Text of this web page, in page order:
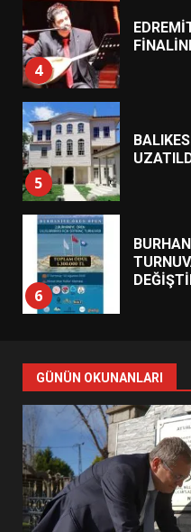
4
5
6
7
YENİ
1
GÜNÜN OKUNANLARI